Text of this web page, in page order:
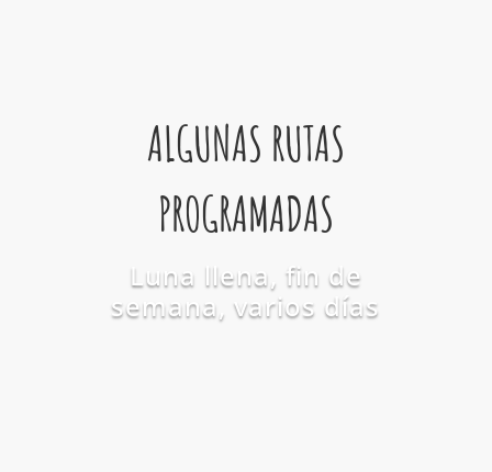
ALGUNAS RUTAS
PROGRAMADAS
Luna llena, fin de
semana, varios días